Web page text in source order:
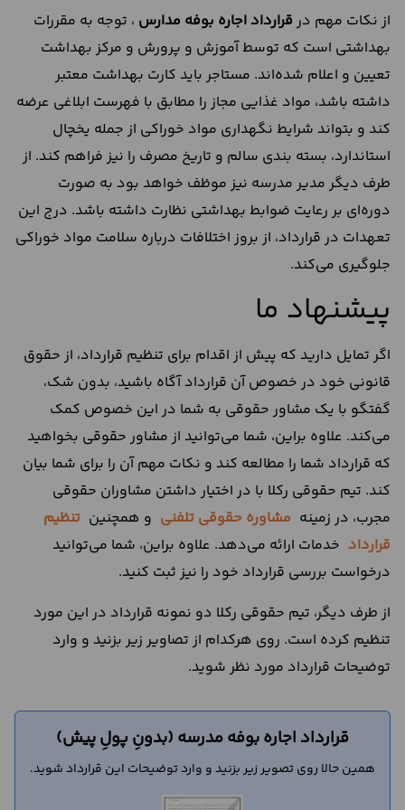
از نکات مهم در قرارداد اجاره بوفه مدارس ، توجه به مقررات
بهداشتی است که توسط آموزش‌ و پرورش و مرکز بهداشت
تعیین و اعلام شده‌اند. مستاجر باید کارت بهداشت معتبر
داشته باشد، مواد غذایی مجاز را مطابق با فهرست ابلاغی عرضه
کند و بتواند شرایط نگهداری مواد خوراکی از جمله یخچال
استاندارد، بسته‌ بندی سالم و تاریخ مصرف را نیز فراهم کند. از
طرف دیگر مدیر مدرسه نیز موظف خواهد بود به‌ صورت
دوره‌ای بر رعایت ضوابط بهداشتی نظارت داشته باشد. درج این
تعهدات در قرارداد، از بروز اختلافات درباره سلامت مواد خوراکی
جلوگیری می‌کند.
پیشنهاد ما
اگر تمایل دارید که پیش از اقدام برای تنظیم قرارداد، از حقوق
قانونی خود در خصوص آن قرارداد آگاه باشید، بدون شک،
گفتگو با یک مشاور حقوقی به شما در این خصوص کمک
می‌کند. علاوه براین، شما می‌توانید از مشاور حقوقی بخواهید
که قرارداد شما را مطالعه کند و نکات مهم آن را برای شما بیان
کند. تیم حقوقی رکلا با در اختیار داشتن مشاوران حقوقی
مجرب، در زمینه مشاوره حقوقی تلفنی و همچنین تنظیم
قرارداد خدمات ارائه می‌دهد. علاوه براین، شما می‌توانید
درخواست بررسی قرارداد خود را نیز ثبت کنید.
از طرف دیگر، تیم حقوقی رکلا دو نمونه قرارداد در این مورد
تنظیم کرده است. روی هرکدام از تصاویر زیر بزنید و وارد
توضیحات قرارداد مورد نظر شوید.
قرارداد اجاره بوفه مدرسه (بدونِ پولِ پیش)
همین حالا روی تصویر زیر بزنید و وارد توضیحات این قرارداد شوید.